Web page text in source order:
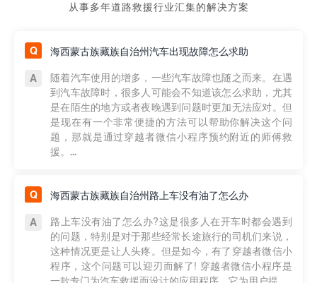
从事多年道路救援行业汇集的解决方案
海西蒙古族藏族自治州汽车出现故障怎么求助
随着汽车使用的增多，一些汽车故障也随之而来。在遇
到汽车故障时，很多人可能会不知道该怎么求助，尤其
是在陌生的地方或者夜晚遇到问题时更加无法应对。但
是现在有一个非常便捷的方法可以帮助你解决这个问
题，那就是通过穿越者微信小程序预约附近的师傅救
援。...
海西蒙古族藏族自治州路上车没有油了怎么办
路上车没有油了怎么办?这是很多人在开车时都会遇到
的问题，特别是对于那些经常长途旅行的司机们来说，
这种情况更是让人头疼。但是如今，有了穿越者微信小
程序，这个问题可以迎刃而解了! 穿越者微信小程序是
一款专门为汽车救援而设计的应用程序，它为用户提...